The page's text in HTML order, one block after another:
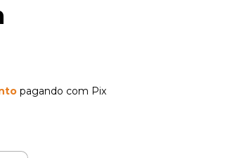
pagando com Pix